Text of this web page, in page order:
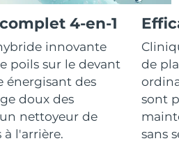
4-en-1
innovante
poils sur le devant
énergisant des
doux des
nettoyeur de
l'arrière.
de
sont
sans
Livraison estimée 15/08/2026
Livraison estimée 12/08/2026